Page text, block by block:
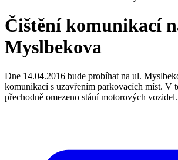
Čištění komunikací
Myslbekova
Dne 14.04.2016 bude probíhat na ul.
komunikací s uzavřením parkovacích míst. V
přechodně omezeno stání motorových vozidel.